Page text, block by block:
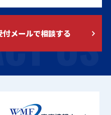
US
付メールで相談する